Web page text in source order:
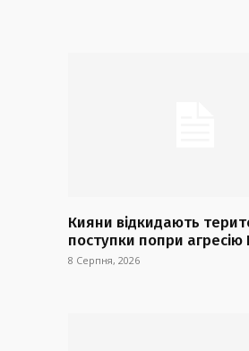
Кияни відкидають
поступки попри агресію
8 Серпня, 2026